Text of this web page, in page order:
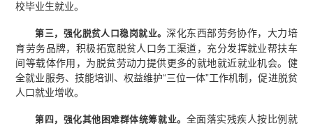
校毕业生就业。
第三，强化脱贫人口稳岗就业。深化东西部劳务协作，大力培
育劳务品牌，积极拓宽脱贫人口务工渠道，充分发挥就业帮扶车
间等载体作用，为脱贫劳动力提供更多的就地就近就业机会。健
全就业服务、技能培训、权益维护“三位一体”工作机制，促进脱贫
人口就业增收。
第四，强化其他困难群体统筹就业。 全面落实残疾人按比例就